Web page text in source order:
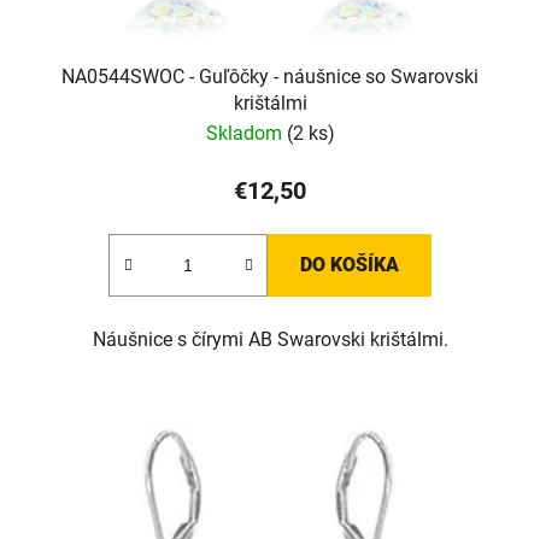
NA0544SWOC - Guľôčky - náušnice so Swarovski
krištálmi
Skladom (2 ks)
€12,50
DO KOŠÍKA
Náušnice s čírymi AB Swarovski krištálmi.